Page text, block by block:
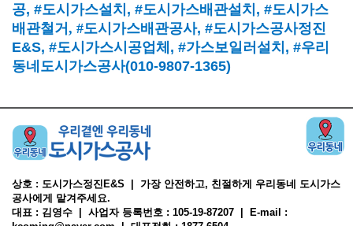
공, #도시가스설치 , #도시가스배관설치 , #도시가스
배관철거, #도시가스배관공사, #도시가스공사정진
E&S, #도시가스시공업체 , #가스보일러설치 , #우리
동네도시가스공사(010-9807-1365)
상호 : 도시가스정진E&S | 가장 안전하고, 친절하게 우리동네 도시가스
공사에게 맡겨주세요.
대표 : 김영수 | 사업자 등록번호 : 105-19-87207 | E-mail :